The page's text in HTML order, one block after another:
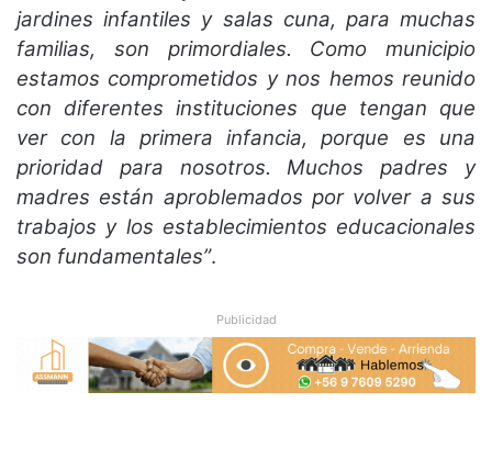
jardines infantiles y salas cuna, para muchas
familias, son primordiales. Como municipio
estamos comprometidos y nos hemos reunido
con diferentes instituciones que tengan que
ver con la primera infancia, porque es una
prioridad para nosotros. Muchos padres y
madres están aproblemados por volver a sus
trabajos y los establecimientos educacionales
son fundamentales”.
Publicidad